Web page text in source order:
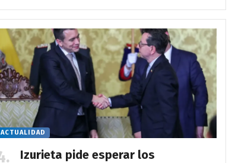
ACTUALIDAD
Izurieta pide esperar los